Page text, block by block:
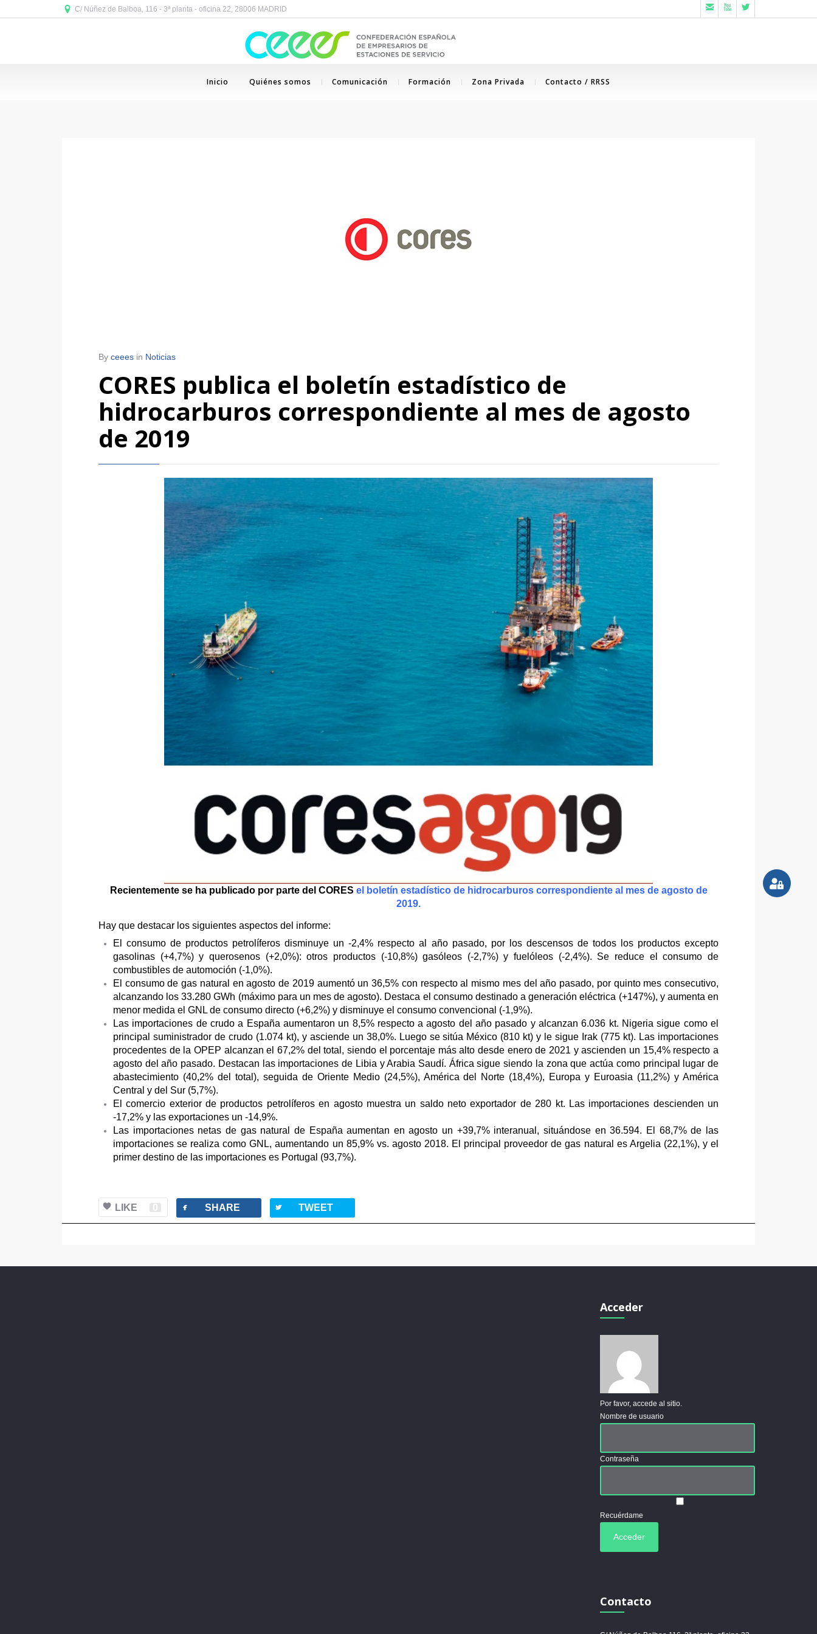
C/ Núñez de Balboa, 116 - 3ª planta - oficina 22, 28006 MADRID   
Inicio Quiénes somos Comunicación Formación Zona Privada Contacto / RRSS
By ceees in Noticias
CORES publica el boletín estadístico de
hidrocarburos correspondiente al mes de agosto
de 2019
Recientemente se ha publicado por parte del CORES el boletín estadístico de hidrocarburos correspondiente al mes de agosto de
2019.
Hay que destacar los siguientes aspectos del informe:
El consumo de productos petrolíferos disminuye un -2,4% respecto al año pasado, por los descensos de todos los productos excepto
gasolinas (+4,7%) y querosenos (+2,0%): otros productos (-10,8%) gasóleos (-2,7%) y fuelóleos (-2,4%). Se reduce el consumo de
combustibles de automoción (-1,0%).
El consumo de gas natural en agosto de 2019 aumentó un 36,5% con respecto al mismo mes del año pasado, por quinto mes consecutivo,
alcanzando los 33.280 GWh (máximo para un mes de agosto). Destaca el consumo destinado a generación eléctrica (+147%), y aumenta en
menor medida el GNL de consumo directo (+6,2%) y disminuye el consumo convencional (-1,9%).
Las importaciones de crudo a España aumentaron un 8,5% respecto a agosto del año pasado y alcanzan 6.036 kt. Nigeria sigue como el
principal suministrador de crudo (1.074 kt), y asciende un 38,0%. Luego se sitúa México (810 kt) y le sigue Irak (775 kt). Las importaciones
procedentes de la OPEP alcanzan el 67,2% del total, siendo el porcentaje más alto desde enero de 2021 y ascienden un 15,4% respecto a
agosto del año pasado. Destacan las importaciones de Libia y Arabia Saudí. África sigue siendo la zona que actúa como principal lugar de
abastecimiento (40,2% del total), seguida de Oriente Medio (24,5%), América del Norte (18,4%), Europa y Euroasia (11,2%) y América
Central y del Sur (5,7%).
El comercio exterior de productos petrolíferos en agosto muestra un saldo neto exportador de 280 kt. Las importaciones descienden un
-17,2% y las exportaciones un -14,9%.
Las importaciones netas de gas natural de España aumentan en agosto un +39,7% interanual, situándose en 36.594. El 68,7% de las
importaciones se realiza como GNL, aumentando un 85,9% vs. agosto 2018. El principal proveedor de gas natural es Argelia (22,1%), y el
primer destino de las importaciones es Portugal (93,7%).
LIKE 0 facebook SHARE twitterbird TWEET
Acceder
Por favor, accede al sitio.
Nombre de usuario
Contraseña
Recuérdame
Contacto